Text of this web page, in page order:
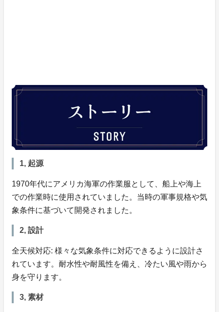
1, 起源
1970年代にアメリカ海軍の作業服として、船上や海上
での作業時に使用されていました。当時の軍事規格や気
象条件に基づいて開発されました。
2, 設計
全天候対応: 様々な気象条件に対応できるように設計さ
れています。耐水性や耐風性を備え、冷たい風や雨から
身を守ります。
3, 素材